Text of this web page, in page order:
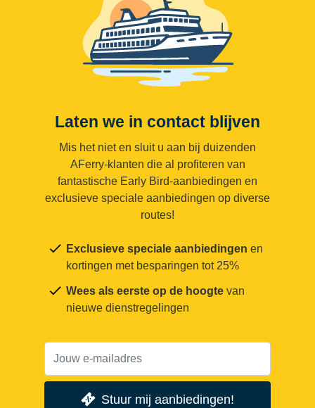
Laten we in contact blijven
Mis het niet en sluit u aan bij duizenden
AFerry-klanten die al profiteren van
fantastische Early Bird-aanbiedingen en
exclusieve speciale aanbiedingen op diverse
routes!
Exclusieve speciale aanbiedingen en
kortingen met besparingen tot 25%
Wees als eerste op de hoogte van
nieuwe dienstregelingen
Stuur mij aanbiedingen!